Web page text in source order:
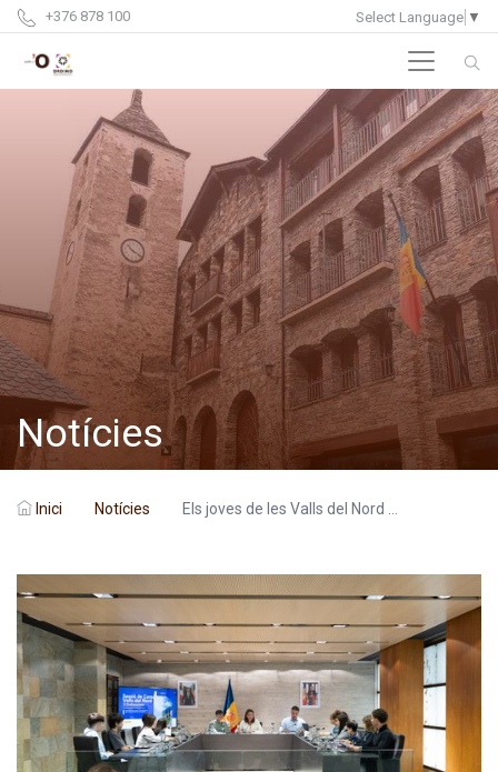
+376 878 100 Select Language ▼
Notícies
Inici Notícies Els joves de les Valls del Nord ...